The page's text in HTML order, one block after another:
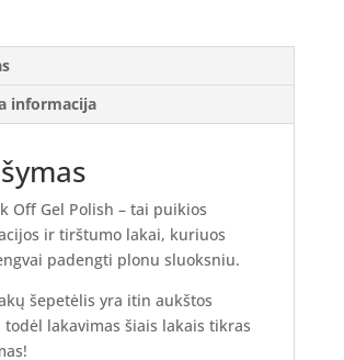
informacija
Off Gel Polish – tai puikios
ir tirštumo lakai, kuriuos
padengti plonu sluoksniu.
šepetėlis yra itin aukštos
todėl lakavimas šiais lakais tikras